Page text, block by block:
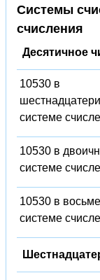
Системы
счисления
Десятичное
10530 в
системе
10530 в
системе
10530 в
системе